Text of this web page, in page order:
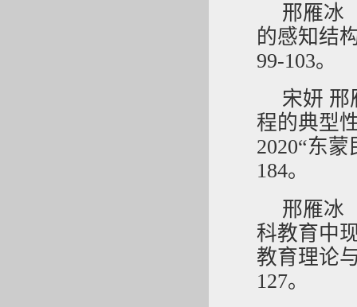
邢雁冰
的感知结
99-103。
宋妍 邢
程的典型
2020“东
184。
邢雁冰
科教育中
教育理论
127。